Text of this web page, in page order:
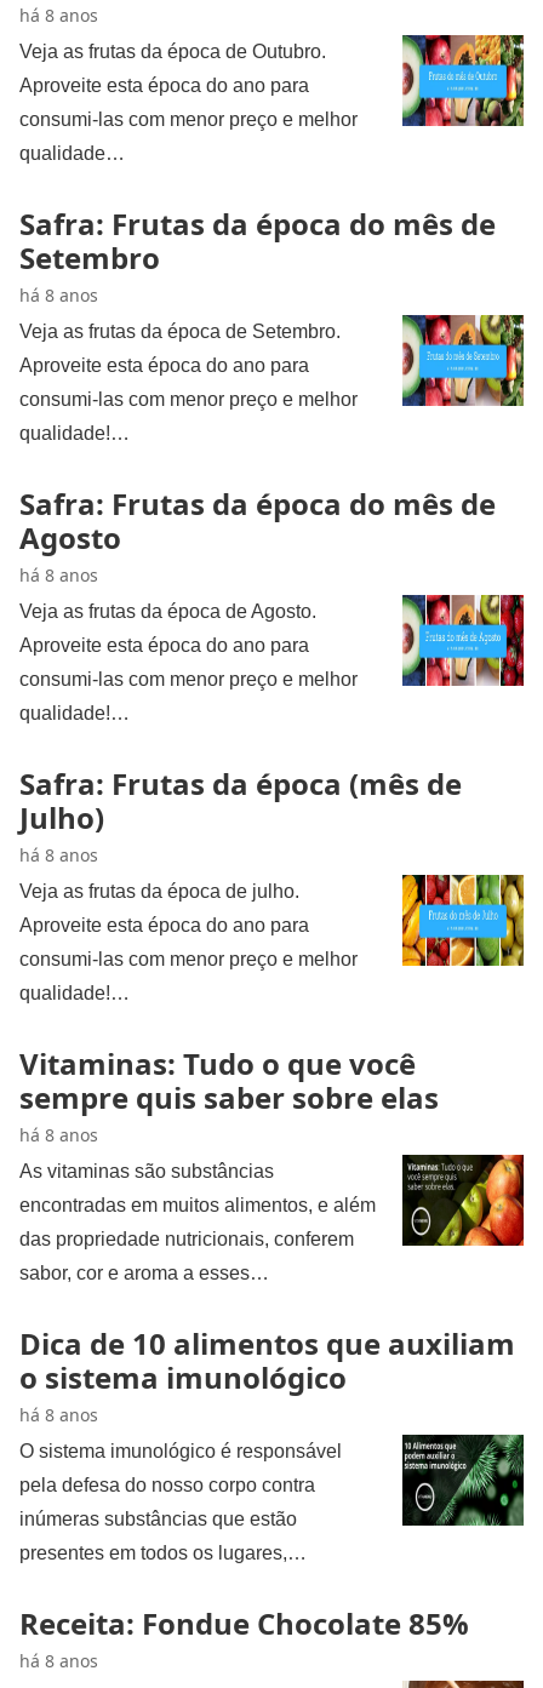
há 8 anos
Veja as frutas da época de Outubro.
Aproveite esta época do ano para
consumi-las com menor preço e melhor
qualidade…
Safra: Frutas da época do mês de
Setembro
há 8 anos
Veja as frutas da época de Setembro.
Aproveite esta época do ano para
consumi-las com menor preço e melhor
qualidade!…
Safra: Frutas da época do mês de
Agosto
há 8 anos
Veja as frutas da época de Agosto.
Aproveite esta época do ano para
consumi-las com menor preço e melhor
qualidade!…
Safra: Frutas da época (mês de
Julho)
há 8 anos
Veja as frutas da época de julho.
Aproveite esta época do ano para
consumi-las com menor preço e melhor
qualidade!…
Vitaminas: Tudo o que você
sempre quis saber sobre elas
há 8 anos
As vitaminas são substâncias
encontradas em muitos alimentos, e além
das propriedade nutricionais, conferem
sabor, cor e aroma a esses…
Dica de 10 alimentos que auxiliam
o sistema imunológico
há 8 anos
O sistema imunológico é responsável
pela defesa do nosso corpo contra
inúmeras substâncias que estão
presentes em todos os lugares,…
Receita: Fondue Chocolate 85%
há 8 anos